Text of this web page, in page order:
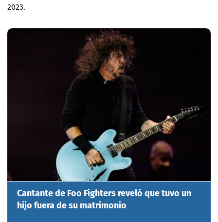
2023.
Cantante de Foo Fighters reveló que tuvo un
hijo fuera de su matrimonio